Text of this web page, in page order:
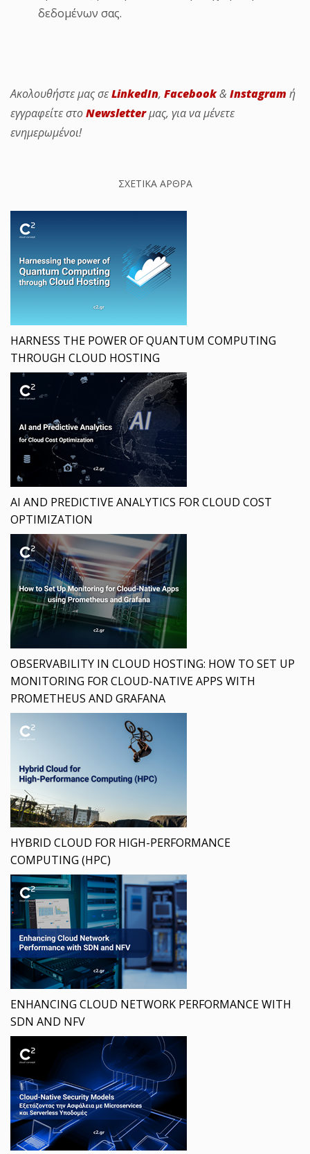
δεδομένων σας.
Ακολουθήστε μας σεLinkedIn, Facebook& Instagram ή
εγγραφείτε στοNewsletterμας, για να μένετε
ενημερωμένοι!
ΣΧΕΤΙΚΑ ΑΡΘΡΑ
HARNESS THE POWER OF QUANTUM COMPUTING
THROUGH CLOUD HOSTING
AI AND PREDICTIVE ANALYTICS FOR CLOUD COST
OPTIMIZATION
OBSERVABILITY IN CLOUD HOSTING: HOW TO SET UP
MONITORING FOR CLOUD-NATIVE APPS WITH
PROMETHEUS AND GRAFANA
HYBRID CLOUD FOR HIGH-PERFORMANCE
COMPUTING (HPC)
ENHANCING CLOUD NETWORK PERFORMANCE WITH
SDN AND NFV